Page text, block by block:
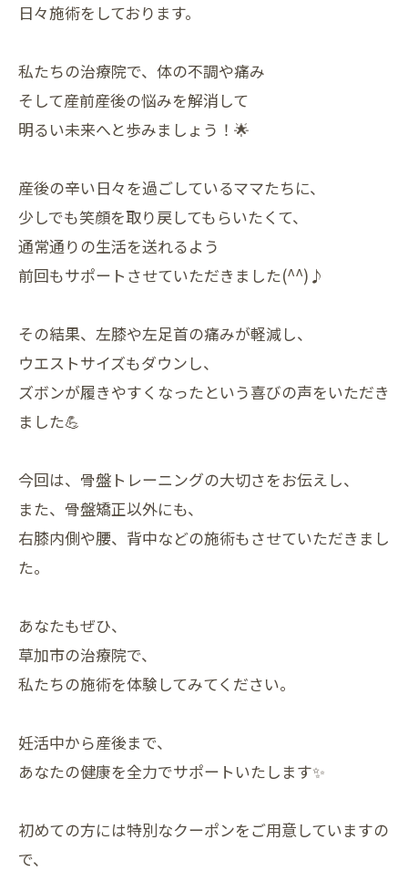
日々施術をしております。
私たちの治療院で、体の不調や痛み
そして産前産後の悩みを解消して
明るい未来へと歩みましょう！🌟
産後の辛い日々を過ごしているママたちに、
少しでも笑顔を取り戻してもらいたくて、
通常通りの生活を送れるよう
前回もサポートさせていただきました(^^)♪
その結果、左膝や左足首の痛みが軽減し、
ウエストサイズもダウンし、
ズボンが履きやすくなったという喜びの声をいただき
ました💪
今回は、骨盤トレーニングの大切さをお伝えし、
また、骨盤矯正以外にも、
右膝内側や腰、背中などの施術もさせていただきまし
た。
あなたもぜひ、
草加市の治療院で、
私たちの施術を体験してみてください。
妊活中から産後まで、
あなたの健康を全力でサポートいたします✨
初めての方には特別なクーポンをご用意していますの
で、